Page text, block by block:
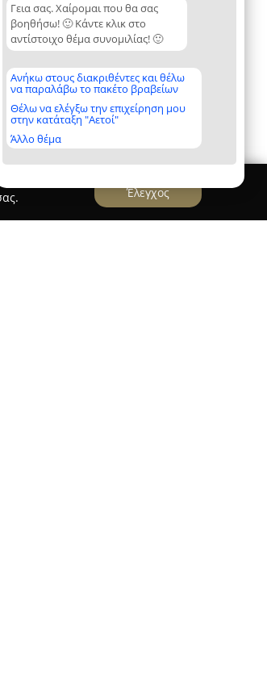
Γεια σας. Χαίρομαι που θα σας
βοηθήσω! 🙂 Κάντε κλικ στο
αντίστοιχο θέμα συνομιλίας! 🙂
Ανήκω στους διακριθέντες και θέλω
να παραλάβω το πακέτο βραβείων
Θέλω να ελέγξω την επιχείρηση μου
στην κατάταξη "Αετοί"
Άλλο θέμα
Έλεγχος